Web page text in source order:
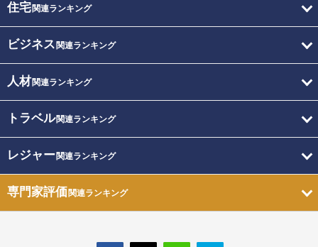
住宅関連ランキング
ビジネス 関連ランキング
人材関連ランキング
トラベル関連ランキング
レジャー関連ランキング
専門家評価関連ランキング